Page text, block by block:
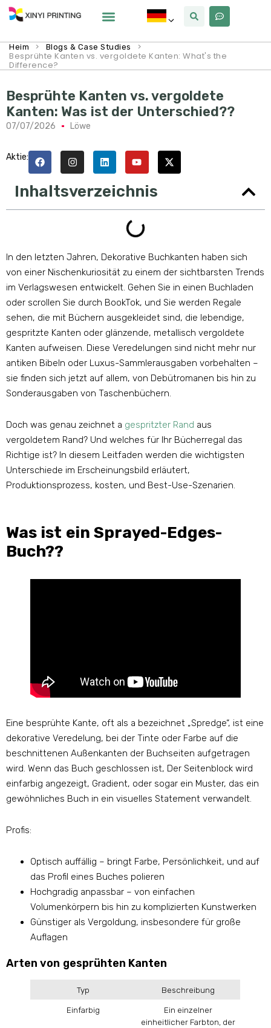
Heim > Blogs & Case Studies >
Besprühte Kanten vs. vergoldete Kanten: What's the
Difference?
Besprühte Kanten vs. vergoldete
Kanten: Was ist der Unterschied??
07/07/2026 Löwe
Aktie:
Inhaltsverzeichnis
In den letzten Jahren, Dekorative Buchkanten haben sich
von einer Nischenkuriosität zu einem der sichtbarsten Trends
im Verlagswesen entwickelt. Gehen Sie in einen Buchladen
oder scrollen Sie durch BookTok, und Sie werden Regale
sehen, die mit Büchern ausgekleidet sind, die lebendige,
gespritzte Kanten oder glänzende, metallisch vergoldete
Kanten aufweisen. Diese Veredelungen sind nicht mehr nur
antiken Bibeln oder Luxus-Sammlerausgaben vorbehalten –
sie finden sich jetzt auf allem, von Debütromanen bis hin zu
Sonderausgaben von Taschenbüchern.
Doch was genau zeichnet a gespritzter Rand aus
vergoldetem Rand? Und welches für Ihr Bücherregal das
Richtige ist? In diesem Leitfaden werden die wichtigsten
Unterschiede im Erscheinungsbild erläutert,
Produktionsprozess, kosten, und Best-Use-Szenarien.
Was ist ein Sprayed-Edges-
Buch??
Eine besprühte Kante, oft als a bezeichnet „Spredge“, ist eine
dekorative Veredelung, bei der Tinte oder Farbe auf die
beschnittenen Außenkanten der Buchseiten aufgetragen
wird. Wenn das Buch geschlossen ist, Der Seitenblock wird
einfarbig angezeigt, Gradient, oder sogar ein Muster, das ein
gewöhnliches Buch in ein visuelles Statement verwandelt.
Profis:
Optisch auffällig – bringt Farbe, Persönlichkeit, und auf
das Profil eines Buches polieren
Hochgradig anpassbar – von einfachen
Volumenkörpern bis hin zu komplizierten Kunstwerken
Günstiger als Vergoldung, insbesondere für große
Auflagen
Arten von gesprühten Kanten
Typ Beschreibung
Einfarbig
Ein einzelner
einheitlicher Farbton, der